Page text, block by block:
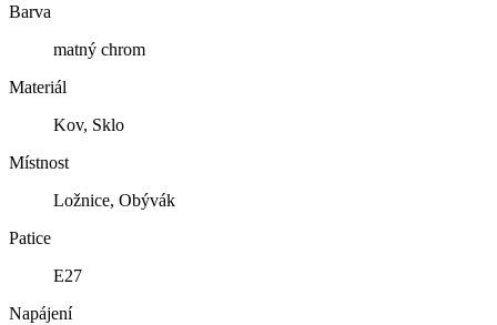
Barva
matný chrom
Materiál
Kov, Sklo
Místnost
Ložnice, Obývák
Patice
E27
Napájení